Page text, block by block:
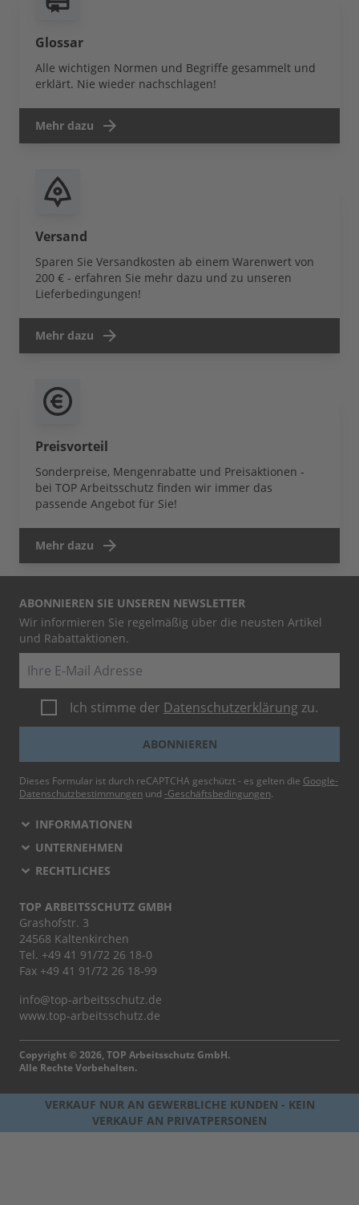
Glossar
Alle wichtigen Normen und Begriffe gesammelt und
erklärt. Nie wieder nachschlagen!
Mehr dazu
Versand
Sparen Sie Versandkosten ab einem Warenwert von
200 € - erfahren Sie mehr dazu und zu unseren
Lieferbedingungen!
Mehr dazu
Preisvorteil
Sonderpreise, Mengenrabatte und Preisaktionen -
bei TOP Arbeitsschutz finden wir immer das
passende Angebot für Sie!
Mehr dazu
ABONNIEREN SIE UNSEREN NEWSLETTER
Wir informieren Sie regelmäßig über die neusten Artikel
und Rabattaktionen.
Ich stimme der Datenschutzerklärung zu.
ABONNIEREN
Dieses Formular ist durch reCAPTCHA geschützt - es gelten die Google-
Datenschutzbestimmungen und -Geschäftsbedingungen.
INFORMATIONEN
UNTERNEHMEN
RECHTLICHES
TOP ARBEITSSCHUTZ GMBH
Grashofstr. 3
24568 Kaltenkirchen
Tel. +49 41 91/72 26 18-0
Fax +49 41 91/72 26 18-99
info@top-arbeitsschutz.de
www.top-arbeitsschutz.de
Copyright © 2026, TOP Arbeitsschutz GmbH.
Alle Rechte Vorbehalten.
VERKAUF NUR AN GEWERBLICHE KUNDEN - KEIN
VERKAUF AN PRIVATPERSONEN